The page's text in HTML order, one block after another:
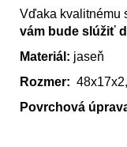
Vďaka kvalitnému
vám bude slúžiť
Materiál: jaseň
Rozmer:
Povrchová